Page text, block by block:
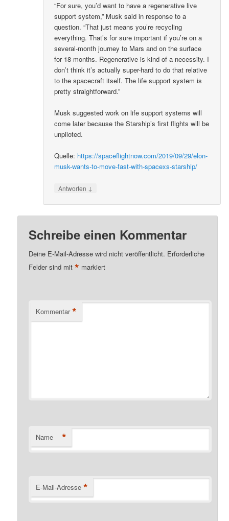
“For sure, you’d want to have a regenerative live
support system,” Musk said in response to a
question. “That just means you’re recycling
everything. That’s for sure important if you’re on a
several-month journey to Mars and on the surface
for 18 months. Regenerative is kind of a necessity. I
don’t think it’s actually super-hard to do that relative
to the spacecraft itself. The life support system is
pretty straightforward.”
Musk suggested work on life support systems will
come later because the Starship’s first flights will be
unpiloted.
Quelle: https://spaceflightnow.com/2019/09/29/elon-
musk-wants-to-move-fast-with-spacexs-starship/
Antworten ↓
Schreibe einen Kommentar
Deine E-Mail-Adresse wird nicht veröffentlicht. Erforderliche
Felder sind mit* markiert
Kommentar *
Name *
E-Mail-Adresse *